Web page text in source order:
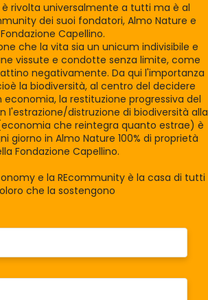
è rivolta universalmente a tutti ma è al
dei suoi fondatori, Almo Nature e
Fondazione Capellino.
che la vita sia un unicum indivisibile e
vissute e condotte senza limite, come
negativamente. Da qui l'importanza
la biodiversità, al centro del decidere
economia, la restituzione progressiva del
l'estrazione/distruzione di biodiversità alla
che reintegra quanto estrae) è
giorno in Almo Nature 100% di proprietà
Fondazione Capellino.
e la REcommunity è la casa di tutti
che la sostengono